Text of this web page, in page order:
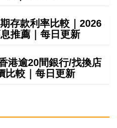
存款利率比較｜2026
推薦｜每日更新
港逾20間銀行/找換店
比較｜每日更新